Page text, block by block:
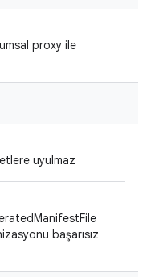
proxy ile
uyulmaz
başarısız